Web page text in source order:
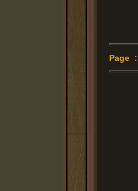
Page :